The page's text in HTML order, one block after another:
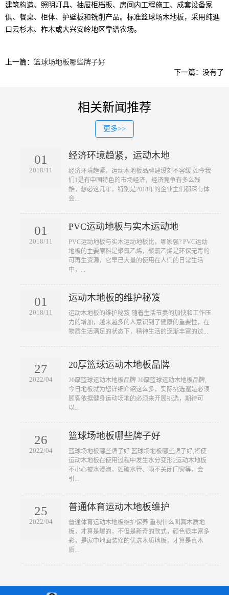
建筑构造、照明灯具、抽屉柜档板、房间内工程施工、成套设备家
俱、餐桌、柜体、护壁板和铣削产品。标准篮球场木地板，采用纯進
口云杉木、柞木或大兴安岭地区靠谱农场。
上一篇： 篮球场地板哪些牌子好
下一篇：没有了
相关新闻推荐
更多>>
01
2018/11
经济环境趋紧，运动木地
​经济环境趋紧，运动木地板品牌建设刻不容缓 如今我
们1是有中国特色的市场经济，经济竞争有多么残
酷，想必这几年，特别是2018年的企业主们都深有体
会...
01
2018/11
PVC运动地板与实木运动地
​PVC运动地板与实木运动地板比，哪家强? PVC运动
地板的主要原料是聚氯乙烯，聚氯乙烯是环保无毒的
可再生资源，它早已大量的使用在人们的日常生活
中，...
01
2018/11
运动木地板的维护秘笈
​运动木地板的维护秘笈 随着生活节奏的加快和工作压
力的增加，越来越多的人意识到了健康的重要性，在
物质生活满足的状态下，精神生活的逐渐丰富的过...
27
2022/04
20厚篮球运动木地板品牌
​20厚篮球运动木地板品牌 20厚篮球运动木地板品牌,
今日地板就为您详细介绍这么多，实际挑选還是必须
顾客依据健身运动场地的必须来开展挑选，期待可
以...
26
2022/04
篮球场地板哪些牌子好
​篮球场地板哪些牌子好 篮球场地板哪些牌子好,将使
运动木地板在使用过程中发生水分变形2运动木地板
不小心被水浸泡，如破水管、雨不关闭门窗等，会
引...
25
2022/04
普通体育运动木地板维护
​普通体育运动木地板维护保养 重视什么叫真木质地
板，才算是爆的，不但是新奇的款式，颜色很丰富多
彩，是家中地面装修的优选木质地板，才算是真木
质...